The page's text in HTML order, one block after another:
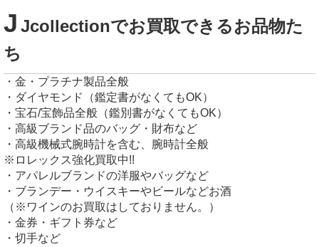
J Jcollectionでお買取できるお品物た
ち
・金・プラチナ製品全般
・ダイヤモンド（鑑定書がなくてもOK）
・宝石/宝飾品全般（鑑別書がなくてもOK）
・高級ブランド品のバッグ・財布など
・高級機械式腕時計を含む、腕時計全般
※ロレックス強化買取中!!
・アパレルブランドの洋服やバッグなど
・ブランデー・ウイスキーやビールなどお酒
（※ワインのお買取はしておりません。）
・金券・ギフト券など
・切手など